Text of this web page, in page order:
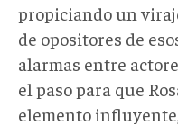
propiciando un
de opositores de
alarmas entre
el paso para que
elemento